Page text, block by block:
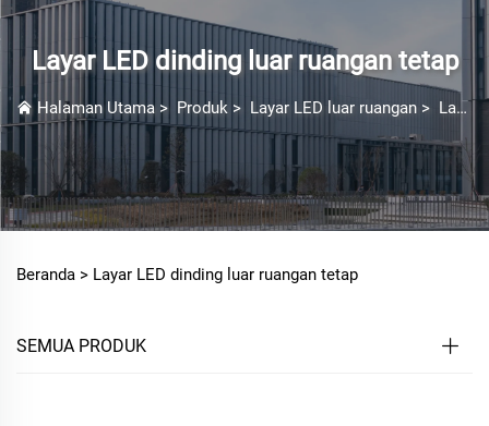
Layar LED dinding luar ruangan tetap
Halaman Utama > Produk > Layar LED luar ruangan > Layar LED dinding luar ruangan tetap
Beranda > Layar LED dinding luar ruangan tetap
SEMUA PRODUK